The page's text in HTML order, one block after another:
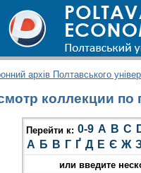
архів Полтавського
коллекции
Перейти к: 0-9 A B C
А Б В Г Ґ Д Е Є Ж
или введите